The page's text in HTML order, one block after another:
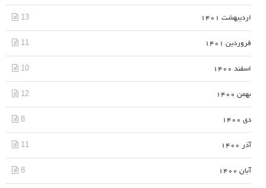
اردیبهشت 1401 13
فروردین 1401 11
اسفند 1400 10
بهمن 1400 12
دی 1400 8
آذر 1400 11
آبان 1400 8